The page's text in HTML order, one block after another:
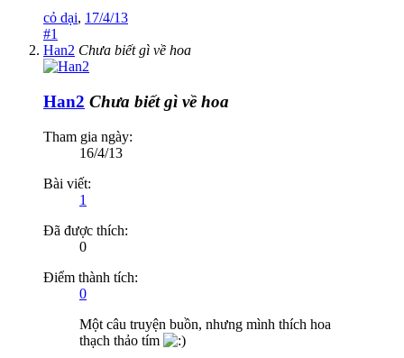
cỏ dại, 17/4/13
#1
Han2 Chưa biết gì về hoa
Han2 Chưa biết gì về hoa
Tham gia ngày:
16/4/13
Bài viết:
1
Đã được thích:
0
Điểm thành tích:
0
Một câu truyện buồn, nhưng mình thích hoa
thạch thảo tím